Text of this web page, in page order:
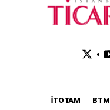
•
İTOTAM BTM